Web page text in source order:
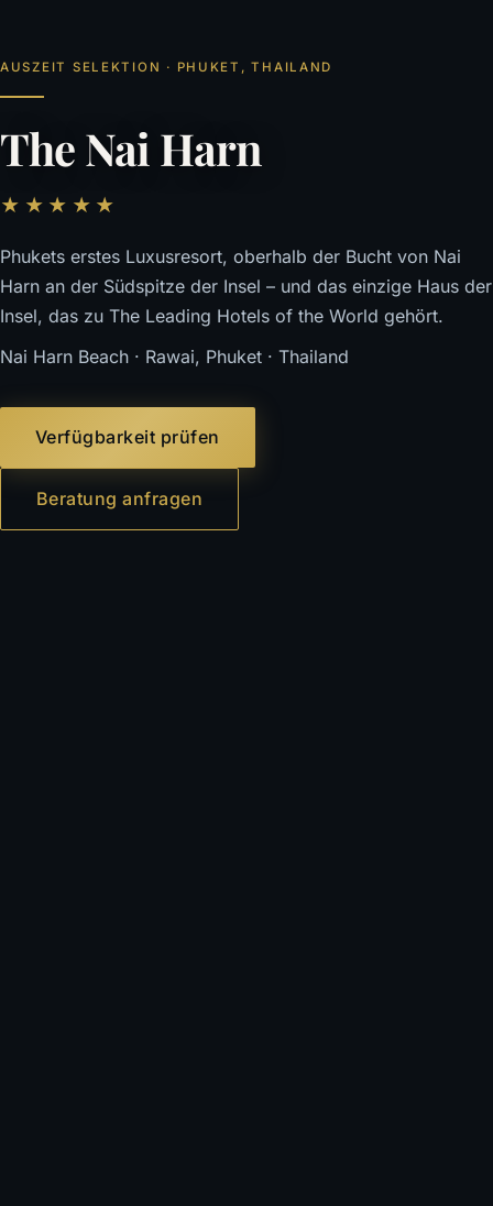
AUSZEIT SELEKTION · PHUKET, THAILAND
The Nai Harn
★★★★★
Phukets erstes Luxusresort, oberhalb der Bucht von Nai
Harn an der Südspitze der Insel – und das einzige Haus der
Insel, das zu The Leading Hotels of the World gehört.
Nai Harn Beach · Rawai, Phuket · Thailand
Verfügbarkeit prüfen
Beratung anfragen